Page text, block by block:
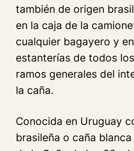
también de origen
en la caja de la
cualquier bagayero y
estanterías de todos
ramos generales del
la caña.
Conocida en Uruguay
brasileña o caña